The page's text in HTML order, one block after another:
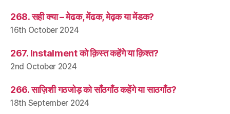
268. सही क्या – मेढक, मेंढक, मेढ़क या मेंडक?
16th October 2024
267. Instalment को क़िस्त कहेंगे या क़िश्त?
2nd October 2024
266. साज़िशी गठजोड़ को साँठगाँठ कहेंगे या साठगाँठ?
18th September 2024